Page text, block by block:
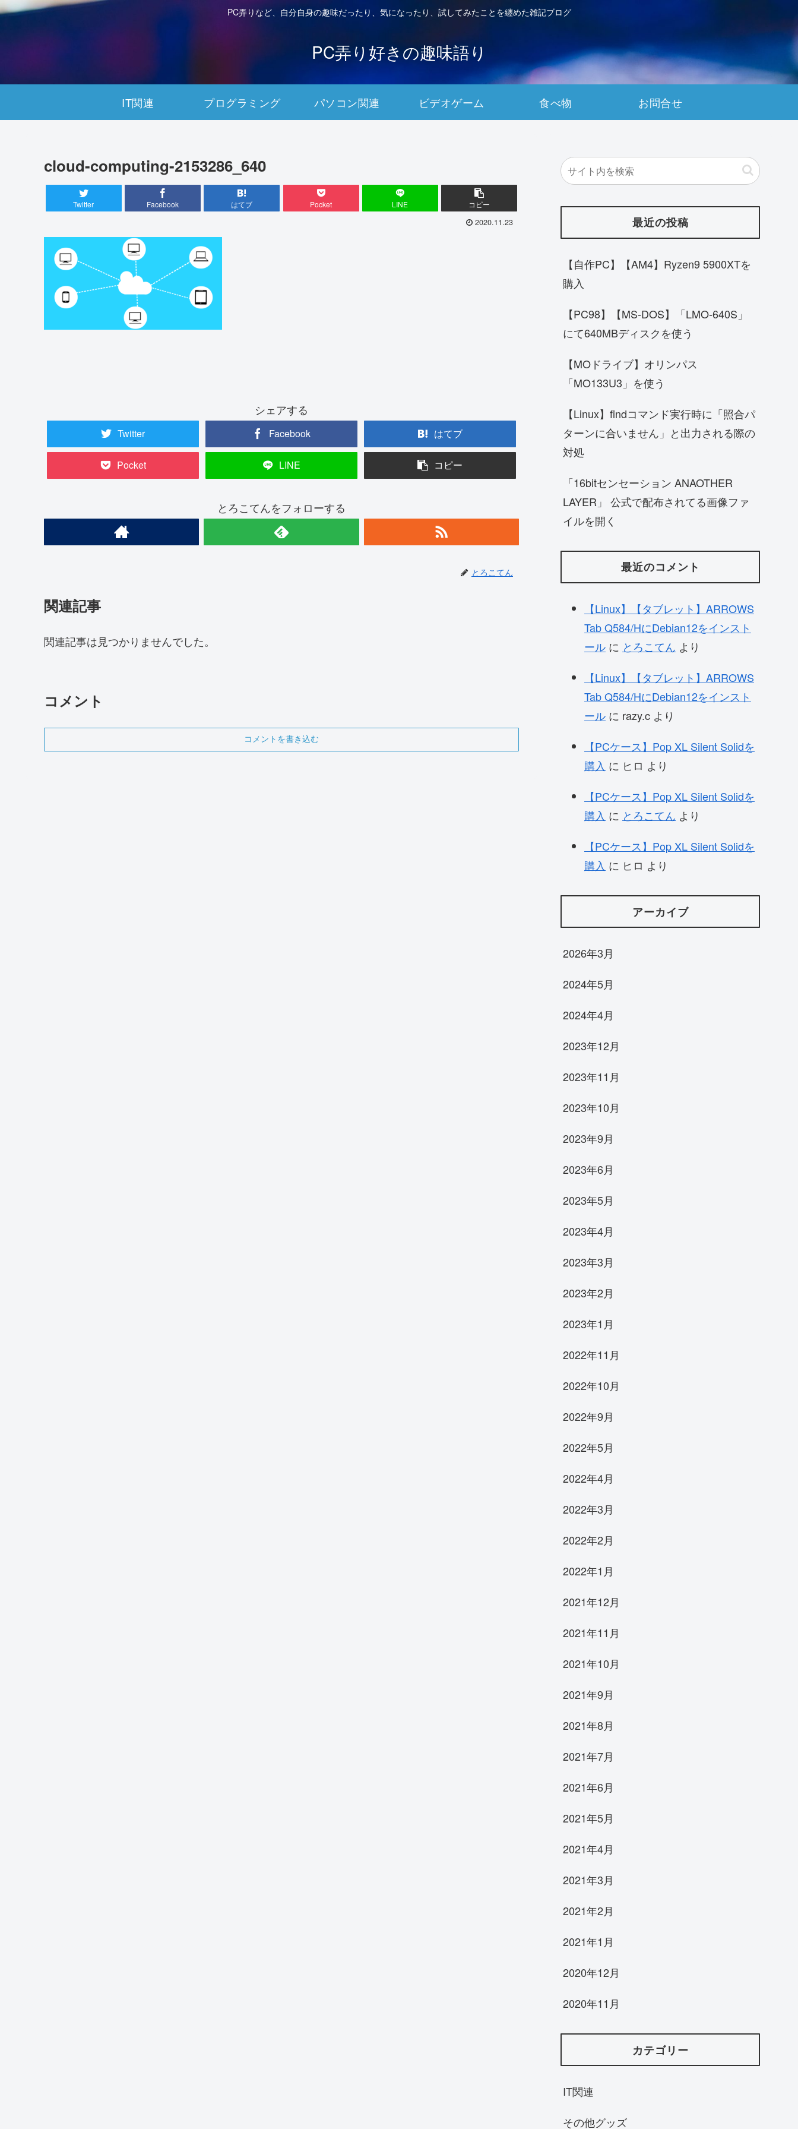
PC弄りなど、自分自身の趣味だったり、気になったり、試してみたことを纏めた雑記ブログ
PC弄り好きの趣味語り
IT関連 プログラミング パソコン関連 ビデオゲーム 食べ物 お問合せ
cloud-computing-2153286_640
Twitter Facebook はてブ Pocket LINE コピー
2020.11.23
シェアする
Twitter Facebook はてブ
Pocket LINE コピー
とろこてんをフォローする
とろこてん
関連記事
関連記事は見つかりませんでした。
コメント
コメントを書き込む
最近の投稿
【自作PC】【AM4】Ryzen9 5900XTを
購入
【PC98】【MS-DOS】「LMO-640S」
にて640MBディスクを使う
【MOドライブ】オリンパス
「MO133U3」を使う
【Linux】findコマンド実行時に「照合パ
ターンに合いません」と出力される際の
対処
「16bitセンセーション ANAOTHER
LAYER」 公式で配布されてる画像ファ
イルを開く
最近のコメント
【Linux】【タブレット】ARROWS
Tab Q584/HにDebian12をインスト
ール に とろこてん より
【Linux】【タブレット】ARROWS
Tab Q584/HにDebian12をインスト
ール に razy.c より
【PCケース】Pop XL Silent Solidを
購入 に ヒロ より
【PCケース】Pop XL Silent Solidを
購入 に とろこてん より
【PCケース】Pop XL Silent Solidを
購入 に ヒロ より
アーカイブ
2026年3月
2024年5月
2024年4月
2023年12月
2023年11月
2023年10月
2023年9月
2023年6月
2023年5月
2023年4月
2023年3月
2023年2月
2023年1月
2022年11月
2022年10月
2022年9月
2022年5月
2022年4月
2022年3月
2022年2月
2022年1月
2021年12月
2021年11月
2021年10月
2021年9月
2021年8月
2021年7月
2021年6月
2021年5月
2021年4月
2021年3月
2021年2月
2021年1月
2020年12月
2020年11月
カテゴリー
IT関連
その他グッズ